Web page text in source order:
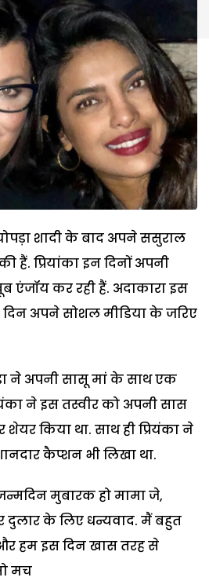
शादी के बाद अपने ससुराल
हैं. प्रियांका इन दिनों अपनी
एंजॉय कर रही हैं. अदाकारा इस
अपने सोशल मीडिया के जरिए
ने अपनी सासू मां के साथ एक
ने इस तस्वीर को अपनी सास
किया था. साथ ही प्रियंका ने
कैप्शन भी लिखा था.
मुबारक हो मामा जे,
दुलार के लिए धन्यवाद. मैं बहुत
हम इस दिन खास तरह से
मच